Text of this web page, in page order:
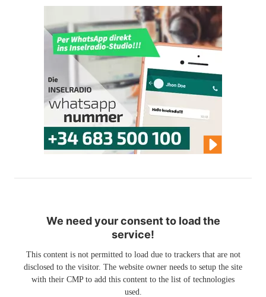
We need your consent to load the
service!
This content is not permitted to load due to trackers that are not
disclosed to the visitor. The website owner needs to setup the site
with their CMP to add this content to the list of technologies
used.